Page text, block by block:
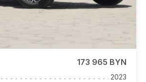
173 965 BYN
2023